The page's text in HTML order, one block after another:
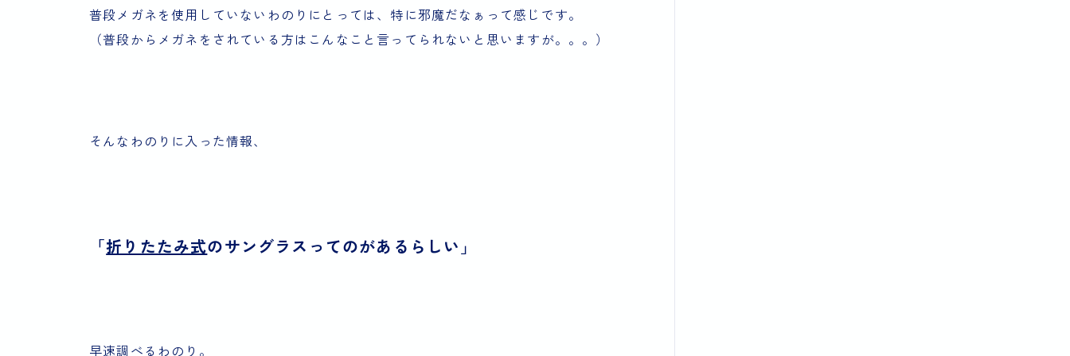
普段メガネを使用していないわのりにとっては、特に邪魔だなぁって感じです。
（普段からメガネをされている方はこんなこと言ってられないと思いますが。。。）
そんなわのりに入った情報、
「折りたたみ式のサングラスってのがあるらしい」
早速調べるわのり。